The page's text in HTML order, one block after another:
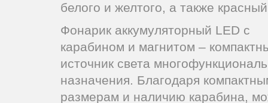
белого и желтого, а также
Фонарик аккумуляторный LED с
карабином и магнитом –
источник света
назначения. Благодаря
размерам и наличию карабина,